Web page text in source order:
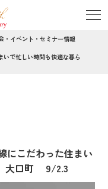
・イベント・セミナー情報
で忙しい時間も快適な暮ら
にこだわった住まい
大口町 9/2.3